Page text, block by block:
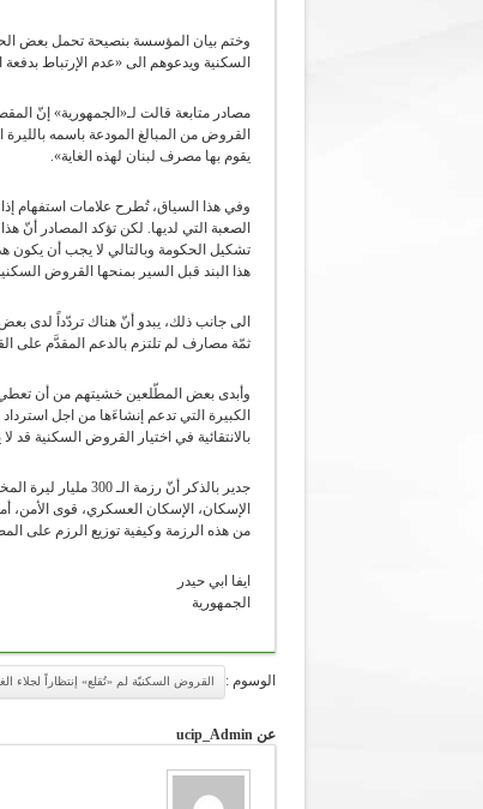
وختم بيان المؤسسة بنصيحة تحمل بعض
السكنية ويدعوهم الى «عدم الإرتباط
مصادر متابعة قالت لـ«الجمهورية» إنّ
القروض من المبالغ المودعة باسمه
يقوم بها مصرف لبنان لهذه الغاية».
وفي هذا السياق، تُطرح علامات استفهام
الصعبة التي لديها. لكن تؤكد المصادر أنّ
تشكيل الحكومة وبالتالي لا يجب أن يكون
هذا البند قبل السير بمنحها القروض
ثمّة مصارف لم تلتزم بالدعم المقدَّم على القروض السكنية وتفرض ما
وأبدى بعض المطّلعين خشيتهم من أن تعطي
بالانتقائية في اختيار القروض السكنية قد
جدير بالذكر أنّ
الإسكان، الإسكان العسكري، قوى الأمن،
من هذه الرزمة وكيفية توزيع الرزم على
ايفا ابي حيدر
الجمهورية
الوسوم : القروض السكنيّة لم «تُقلع» إنتظاراً لجلاء
عن ucip_Admin